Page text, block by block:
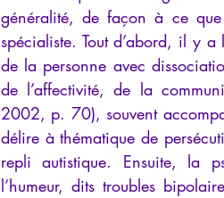
généralité, de façon à ce
spécialiste. Tout d’abord, il y
de la personne avec
de l’affectivité, de la
2002, p. 70), souvent
délire à thématique de
repli autistique. Ensuite, la
l’humeur, dits troubles